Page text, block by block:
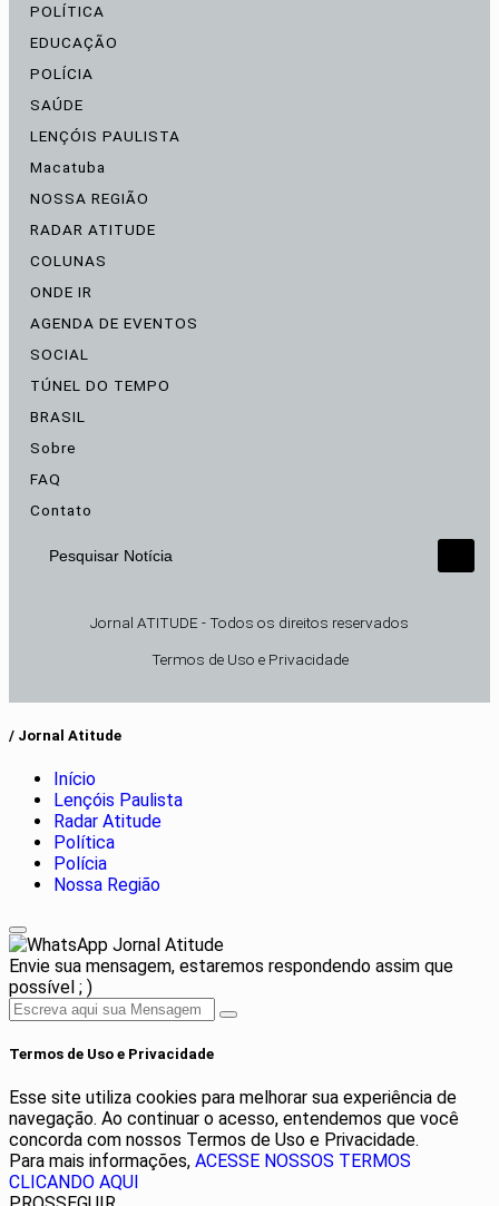
POLÍTICA
EDUCAÇÃO
POLÍCIA
SAÚDE
LENÇÓIS PAULISTA
Macatuba
NOSSA REGIÃO
RADAR ATITUDE
COLUNAS
ONDE IR
AGENDA DE EVENTOS
SOCIAL
TÚNEL DO TEMPO
BRASIL
Sobre
FAQ
Contato
Pesquisar Notícia
Jornal ATITUDE - Todos os direitos reservados
Termos de Uso e Privacidade
/ Jornal Atitude
Início
Lençóis Paulista
Radar Atitude
Política
Polícia
Nossa Região
Jornal Atitude
Envie sua mensagem, estaremos respondendo assim que
possível ; )
Termos de Uso e Privacidade
Esse site utiliza cookies para melhorar sua experiência de
navegação. Ao continuar o acesso, entendemos que você
concorda com nossos Termos de Uso e Privacidade.
Para mais informações, ACESSE NOSSOS TERMOS
CLICANDO AQUI